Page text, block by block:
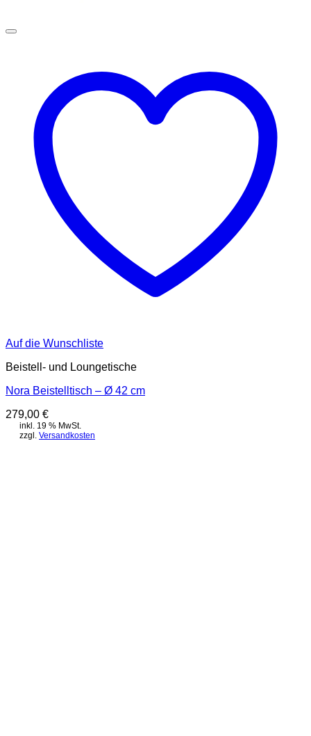
Auf die Wunschliste
Beistell- und Loungetische
Nora Beistelltisch – Ø 42 cm
279,00 €
inkl. 19 % MwSt.
zzgl. Versandkosten